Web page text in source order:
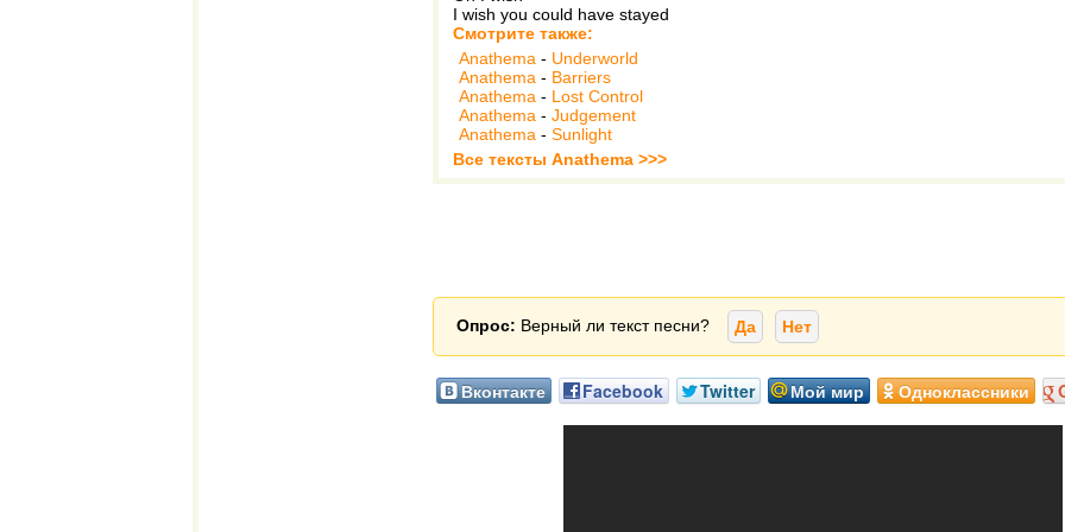
I wish you could have stayed
Смотрите также:
Anathema - Underworld
Anathema - Barriers
Anathema - Lost Control
Anathema - Judgement
Anathema - Sunlight
Все тексты Anathema >>>
Опрос: Верный ли текст песни? Да Нет
Вконтакте Facebook Twitter Мой мир Одноклассники